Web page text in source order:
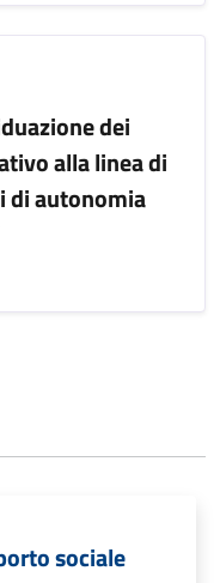
dei
alla linea di
di autonomia
sociale